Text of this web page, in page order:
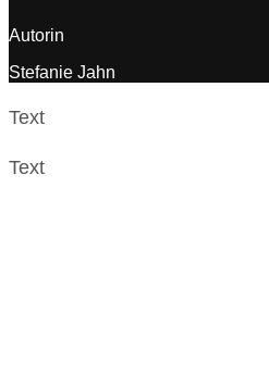
Autorin
Stefanie Jahn
Text
Text